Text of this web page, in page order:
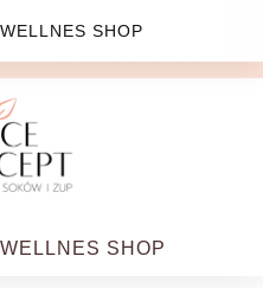
ZAMÓWIENIU JUŻ OD
WELLNES SHOP
WELLNES SHOP